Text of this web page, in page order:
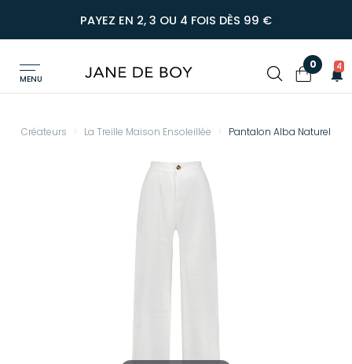
PAYEZ EN 2, 3 OU 4 FOIS DÈS 99 €
MENU
0 4
Créateurs La Treille Maison Ensoleillée Pantalon Alba Naturel